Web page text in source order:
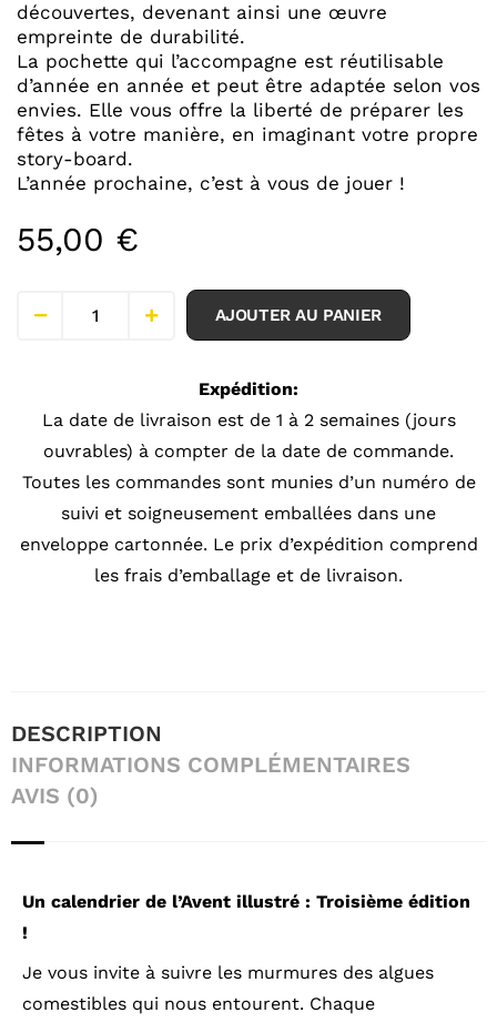
découvertes, devenant ainsi une œuvre
empreinte de durabilité.
La pochette qui l’accompagne est réutilisable
d’année en année et peut être adaptée selon vos
envies. Elle vous offre la liberté de préparer les
fêtes à votre manière, en imaginant votre propre
story-board.
L’année prochaine, c’est à vous de jouer !
55,00 €
AJOUTER AU PANIER
Expédition:
La date de livraison est de 1 à 2 semaines (jours
ouvrables) à compter de la date de commande.
Toutes les commandes sont munies d’un numéro de
suivi et soigneusement emballées dans une
enveloppe cartonnée. Le prix d’expédition comprend
les frais d’emballage et de livraison.
DESCRIPTION
INFORMATIONS COMPLÉMENTAIRES
AVIS (0)
Un calendrier de l’Avent illustré : Troisième édition
!
Je vous invite à suivre les murmures des algues
comestibles qui nous entourent. Chaque